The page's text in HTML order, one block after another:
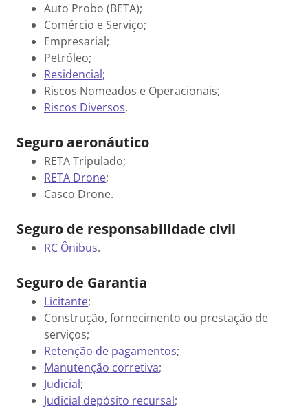
Auto Probo (BETA);
Comércio e Serviço;
Empresarial;
Petróleo;
Residencial;
Riscos Nomeados e Operacionais;
Riscos Diversos.
Seguro aeronáutico
RETA Tripulado;
RETA Drone;
Casco Drone.
Seguro de responsabilidade civil
RC Ônibus.
Seguro de Garantia
Licitante;
Construção, fornecimento ou prestação de
serviços;
Retenção de pagamentos;
Manutenção corretiva;
Judicial;
Judicial depósito recursal;